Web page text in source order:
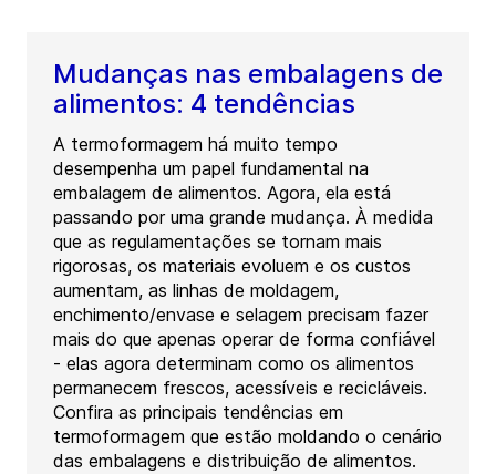
Mudanças nas embalagens de
alimentos: 4 tendências
A termoformagem há muito tempo
desempenha um papel fundamental na
embalagem de alimentos. Agora, ela está
passando por uma grande mudança. À medida
que as regulamentações se tornam mais
rigorosas, os materiais evoluem e os custos
aumentam, as linhas de moldagem,
enchimento/envase e selagem precisam fazer
mais do que apenas operar de forma confiável
- elas agora determinam como os alimentos
permanecem frescos, acessíveis e recicláveis.
Confira as principais tendências em
termoformagem que estão moldando o cenário
das embalagens e distribuição de alimentos.